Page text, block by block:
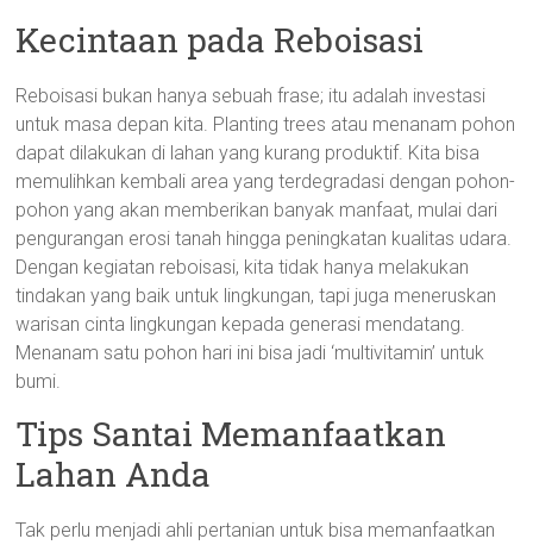
Kecintaan pada Reboisasi
Reboisasi bukan hanya sebuah frase; itu adalah investasi
untuk masa depan kita. Planting trees atau menanam pohon
dapat dilakukan di lahan yang kurang produktif. Kita bisa
memulihkan kembali area yang terdegradasi dengan pohon-
pohon yang akan memberikan banyak manfaat, mulai dari
pengurangan erosi tanah hingga peningkatan kualitas udara.
Dengan kegiatan reboisasi, kita tidak hanya melakukan
tindakan yang baik untuk lingkungan, tapi juga meneruskan
warisan cinta lingkungan kepada generasi mendatang.
Menanam satu pohon hari ini bisa jadi ‘multivitamin’ untuk
bumi.
Tips Santai Memanfaatkan
Lahan Anda
Tak perlu menjadi ahli pertanian untuk bisa memanfaatkan